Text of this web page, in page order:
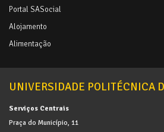
Portal SASocial
Alojamento
Alimentação
UNIVERSIDADE POLITÉCNICA
Serviços Centrais
Praça do Município, 11